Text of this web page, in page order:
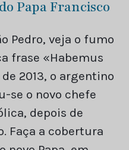
Papa Francisco
Pedro, veja o fumo
frase «Habemus
2013, o argentino
se o novo chefe
depois de
Faça a cobertura